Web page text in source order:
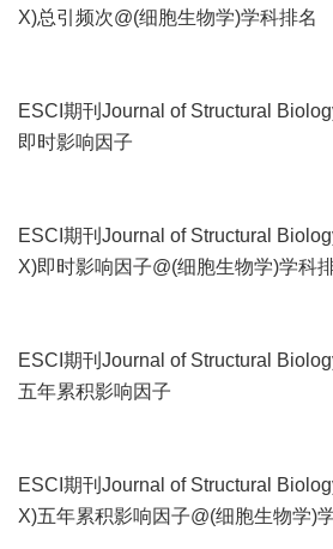
X)总引频次@(细胞生物学)学科排名
ESCI期刊Journal of Structural
即时影响因子
ESCI期刊Journal of Structural
X)即时影响因子@(细胞生物学)学科
ESCI期刊Journal of Structural
五年累积影响因子
ESCI期刊Journal of Structural
X)五年累积影响因子@(细胞生物学)